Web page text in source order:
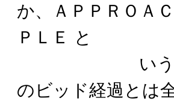
か、ＡＰＰＲＯＡ
ＰＬＥ と
いうブリッ
のビッド経過とは